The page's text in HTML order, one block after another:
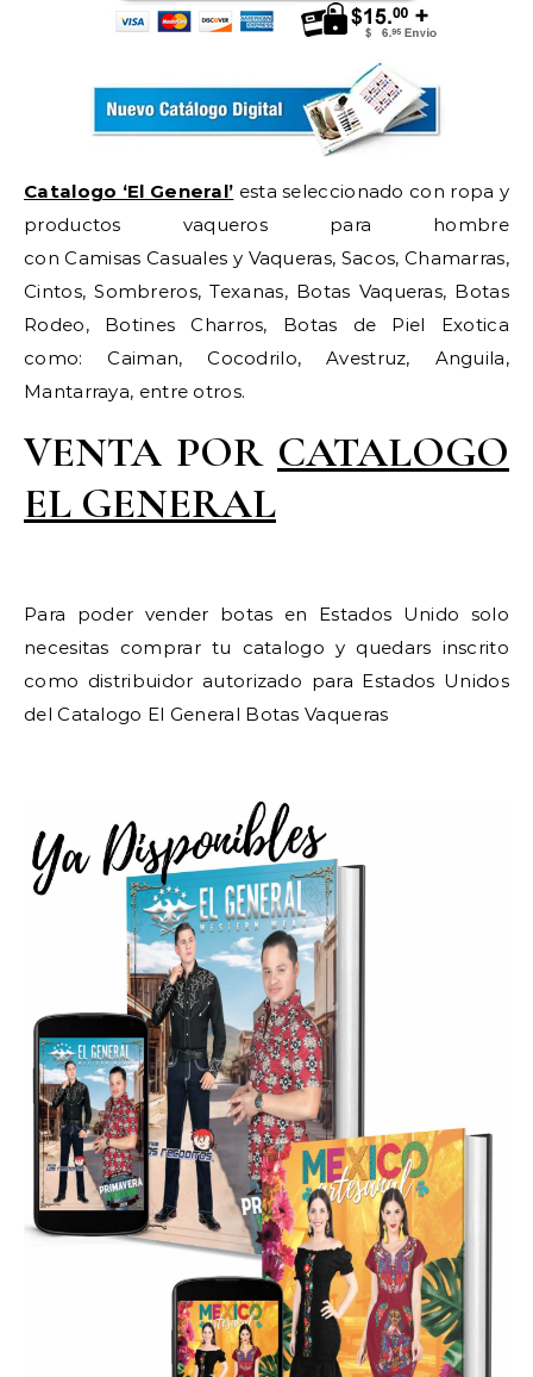
Catalogo ‘El General’ esta seleccionado con ropa y
productos vaqueros para hombre
con Camisas Casuales y Vaqueras, Sacos, Chamarras,
Cintos, Sombreros, Texanas, Botas Vaqueras, Botas
Rodeo, Botines Charros, Botas de Piel Exotica
como: Caiman, Cocodrilo, Avestruz, Anguila,
Mantarraya, entre otros.
VENTA POR CATALOGO
EL GENERAL
Para poder vender botas en Estados Unido solo
necesitas comprar tu catalogo y quedars inscrito
como distribuidor autorizado para Estados Unidos
del Catalogo El General Botas Vaqueras